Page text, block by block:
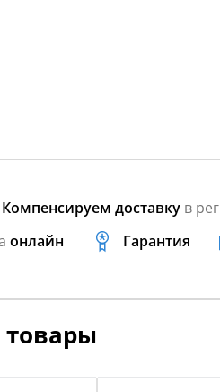
Компенсируем доставку в
онлайн Гарантия